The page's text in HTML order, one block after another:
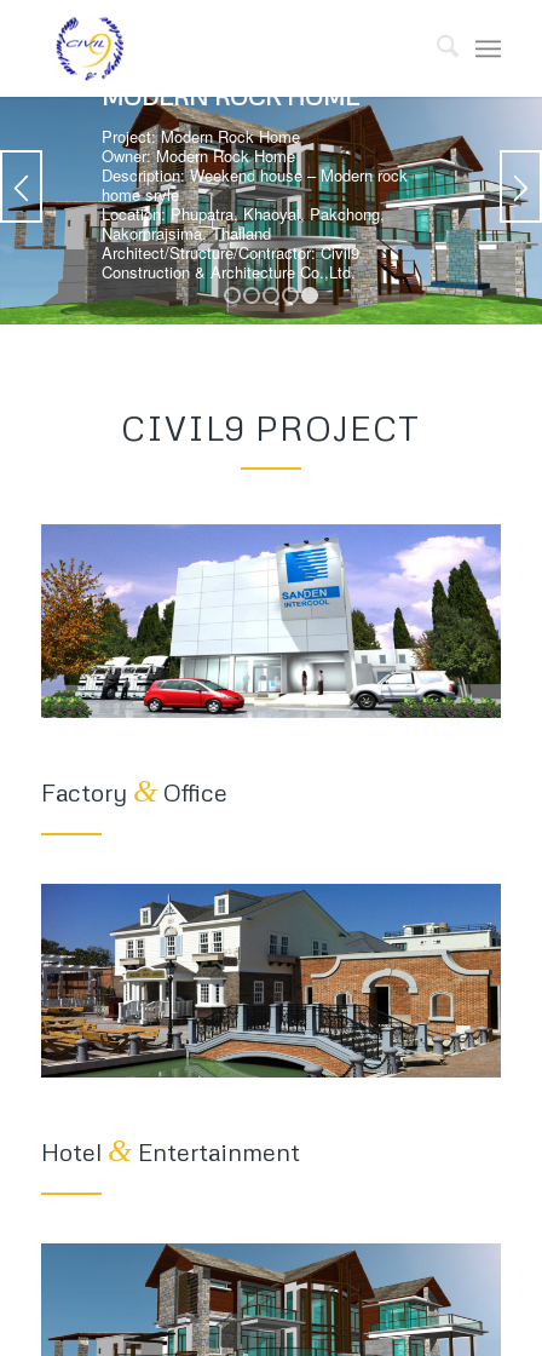
MODERN ROCK HOME
Project: Modern Rock Home
Owner: Modern Rock Home
Description: Weekend house – Modern rock
home sryle
Location: Phupatra, Khaoyai, Pakchong,
Nakornrajsima, Thailand
Architect/Structure/Contractor: Civil9
Construction & Architecture Co.,Ltd.
1 2 3 4 5
CIVIL9 PROJECT
Factory &Office
Hotel &Entertainment